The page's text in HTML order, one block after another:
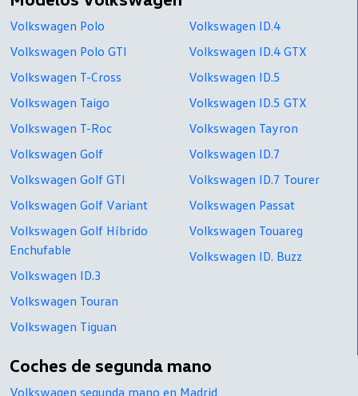
Volkswagen Polo
Volkswagen Polo GTI
Volkswagen T-Cross
Volkswagen Taigo
Volkswagen T-Roc
Volkswagen Golf
Volkswagen Golf GTI
Volkswagen Golf Variant
Volkswagen Golf Híbrido
Enchufable
Volkswagen ID.3
Volkswagen Touran
Volkswagen Tiguan
Volkswagen ID.4
Volkswagen ID.4 GTX
Volkswagen ID.5
Volkswagen ID.5 GTX
Volkswagen Tayron
Volkswagen ID.7
Volkswagen ID.7 Tourer
Volkswagen Passat
Volkswagen Touareg
Volkswagen ID. Buzz
Coches de segunda mano
Volkswagen segunda mano en Madrid